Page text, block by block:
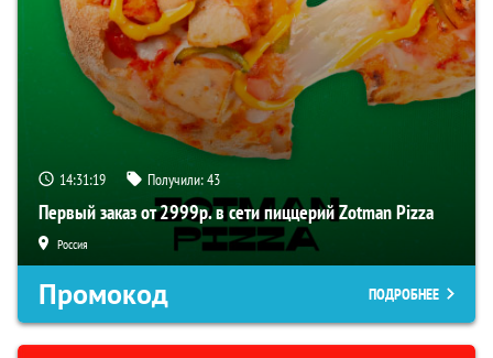
14:31:18 Получили:43
Первый заказ от 2999р. в сети пиццерий Zotman Pizza
Россия
Промокод ПОДРОБНЕЕ